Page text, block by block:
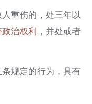
重伤的，处三年以
治权利 ，并处或者
规定的行为，具有